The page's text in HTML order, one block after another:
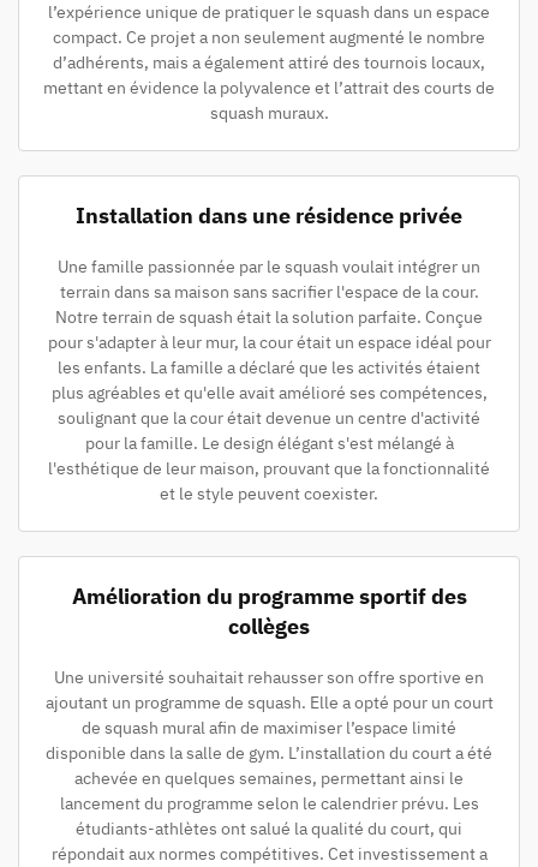
l’expérience unique de pratiquer le squash dans un espace
compact. Ce projet a non seulement augmenté le nombre
d’adhérents, mais a également attiré des tournois locaux,
mettant en évidence la polyvalence et l’attrait des courts de
squash muraux.
Installation dans une résidence privée
Une famille passionnée par le squash voulait intégrer un
terrain dans sa maison sans sacrifier l'espace de la cour.
Notre terrain de squash était la solution parfaite. Conçue
pour s'adapter à leur mur, la cour était un espace idéal pour
les enfants. La famille a déclaré que les activités étaient
plus agréables et qu'elle avait amélioré ses compétences,
soulignant que la cour était devenue un centre d'activité
pour la famille. Le design élégant s'est mélangé à
l'esthétique de leur maison, prouvant que la fonctionnalité
et le style peuvent coexister.
Amélioration du programme sportif des
collèges
Une université souhaitait rehausser son offre sportive en
ajoutant un programme de squash. Elle a opté pour un court
de squash mural afin de maximiser l’espace limité
disponible dans la salle de gym. L’installation du court a été
achevée en quelques semaines, permettant ainsi le
lancement du programme selon le calendrier prévu. Les
étudiants-athlètes ont salué la qualité du court, qui
répondait aux normes compétitives. Cet investissement a